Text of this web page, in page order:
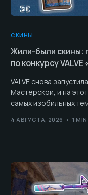
СКИНЫ
Жили-были скины:
по конкурсу
VALVE снова
Мастерской, и на
самых изобильных
4 АВГУСТА, 2026 1